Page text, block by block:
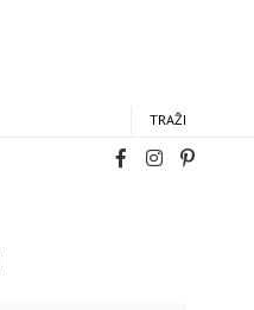
TRAŽI